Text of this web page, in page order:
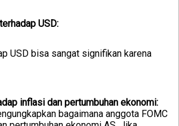
USD:
USD bisa sangat signifikan karena
inflasi dan pertumbuhan ekonomi:
bagaimana anggota FOMC